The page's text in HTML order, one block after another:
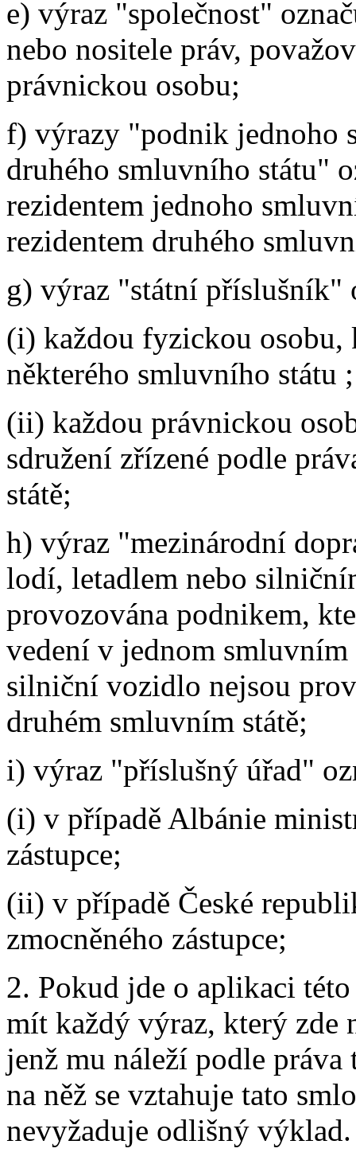
e) výraz "společnost"
nebo nositele práv,
právnickou osobu;
f) výrazy "podnik jednoho
druhého smluvního státu"
rezidentem jednoho
rezidentem druhého
g) výraz "státní příslušník"
(i) každou fyzickou osobu,
některého smluvního státu ;
(ii) každou právnickou
sdružení zřízené podle
státě;
h) výraz "mezinárodní
lodí, letadlem nebo
provozována podnikem,
vedení v jednom
silniční vozidlo nejsou
druhém smluvním státě;
i) výraz "příslušný úřad"
(i) v případě Albánie
zástupce;
(ii) v případě České
zmocněného zástupce;
2. Pokud jde o aplikaci
mít každý výraz, který zde
jenž mu náleží podle
na něž se vztahuje tato
nevyžaduje odlišný výklad.